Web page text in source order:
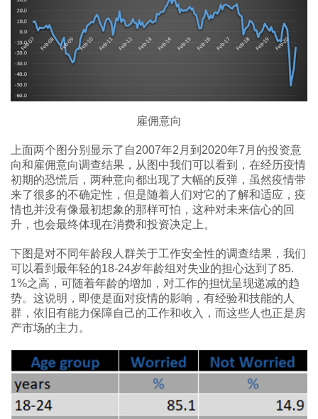
雇佣意向
上面两个图分别显示了自2007年2月到2020年7月的投资意
向和雇佣意向调查结果，从图中我们可以看到，在经历疫情
初期的恐慌后，两种意向都出现了大幅的反弹，虽然疫情带
来了很多的不确定性，但是随着人们对它的了解和适应，疫
情也并没有像最初想象的那样可怕，这种对未来信心的回
升，也会最终体现在消费和投资决定上。
下图是对不同年龄段人群关于工作安全性的调查结果，我们
可以看到最年轻的18-24岁年龄组对失业的担心达到了85.
1%之高，可随着年龄的增加，对工作的担忧呈现递减的趋
势。这说明，即使是面对疫情的影响，有经验和技能的人
群，依旧有能力保障自己的工作和收入，而这些人也正是房
产市场的主力。